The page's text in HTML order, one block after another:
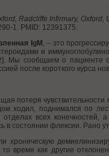
Radcliffe Infirmary, Oxford,
1. PMID: 12391375.
IgM , – это
и
Мы сообщаем о пациенте
после короткого курса
потеря
ходил, поднимался по
всех
в состоянии флексии. Рано
хроническую
время как другие